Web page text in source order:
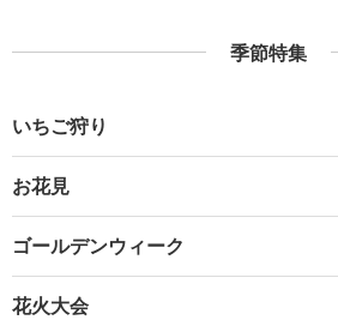
季節特集
いちご狩り
お花見
ゴールデンウィーク
花火大会